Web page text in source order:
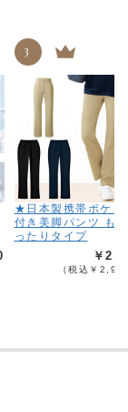
3
★日本製携帯ポケッ
付き美脚パンツ も
ったりタイプ
￥
（税込￥